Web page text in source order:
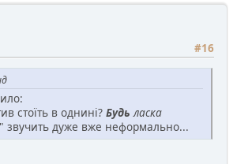
#16
стоїть в однині? Будь ласка
звучить дуже вже неформально...